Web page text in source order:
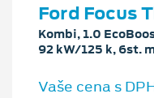
Ford Focus
Kombi, 1.0
92 kW/125 k, 6st.
Vaše cena s